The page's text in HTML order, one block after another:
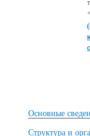
Основные
Структура и